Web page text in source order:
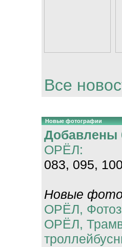
Все
Новые фотографии
Добавлены
ОРЁЛ:
083, 095,
Новые
ОРЁЛ,
ОРЁЛ,